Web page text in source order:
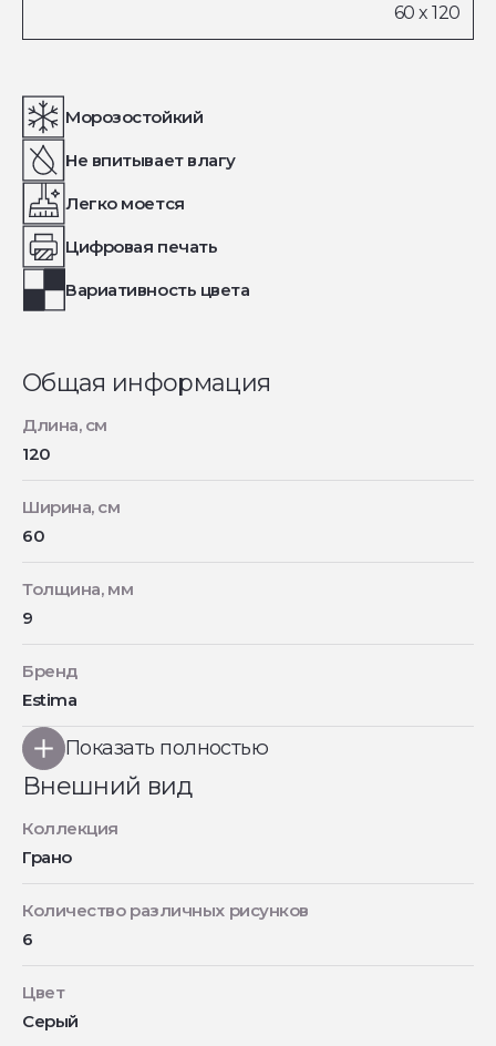
Морозостойкий
Не впитывает влагу
Легко моется
Цифровая печать
Вариативность цвета
Общая информация
Длина, см
120
Ширина, см
60
Толщина, мм
9
Бренд
Estima
Показать полностью
Внешний вид
Коллекция
Грано
Количество различных рисунков
6
Цвет
Серый